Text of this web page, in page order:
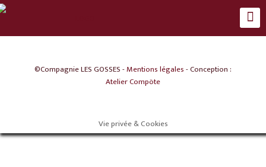
©Compagnie LES GOSSES -Mentions légales- Conception :
Atelier Compöte
Vie privée & Cookies